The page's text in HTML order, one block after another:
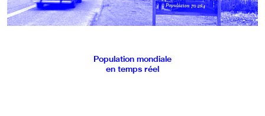
Population mondiale
en temps réel